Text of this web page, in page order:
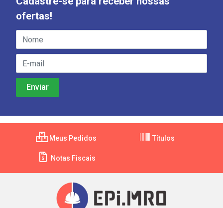
ofertas!
Meus Pedidos Títulos
Notas Fiscais